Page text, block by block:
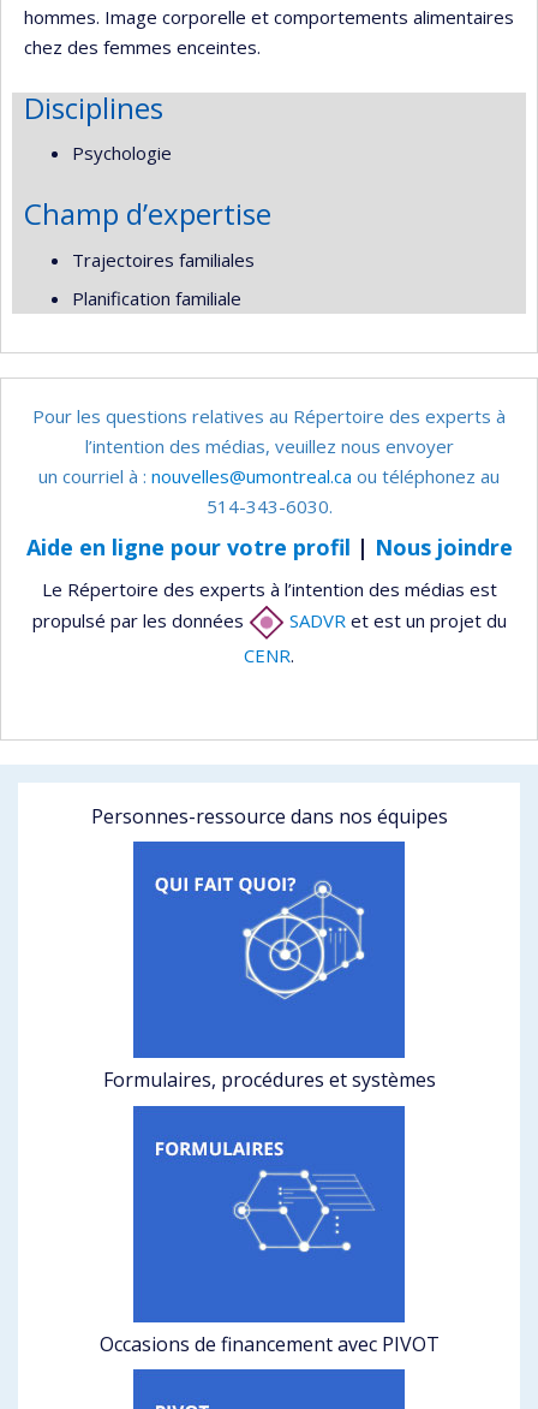
hommes. Image corporelle et comportements alimentaires
chez des femmes enceintes.
Disciplines
Psychologie
Champ d’expertise
Trajectoires familiales
Planification familiale
Pour les questions relatives au Répertoire des experts à
l’intention des médias, veuillez nous envoyer
un courriel à : nouvelles@umontreal.ca ou téléphonez au
514-343-6030.
Aide en ligne pour votre profil | Nous joindre
Le Répertoire des experts à l’intention des médias est
propulsé par les données
SADVR et est un projet du
CENR.
Personnes-ressource dans nos équipes
Formulaires, procédures et systèmes
Occasions de financement avec PIVOT